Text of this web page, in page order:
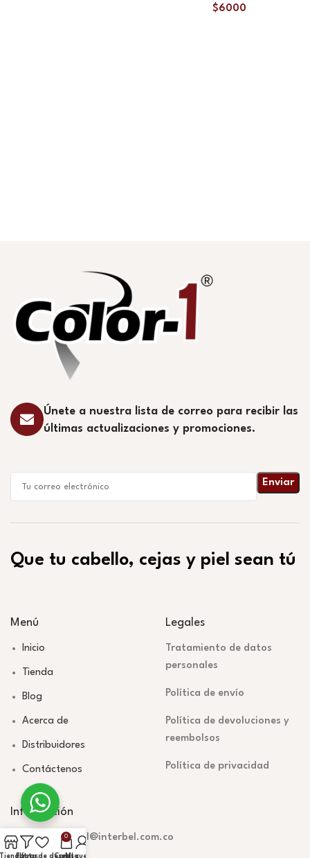
$6000
Únete a nuestra lista de correo para recibir las
últimas actualizaciones y promociones.
Que tu cabello, cejas y piel sean tú
Menú
Inicio
Tienda
Blog
Acerca de
Distribuidores
Contáctenos
Legales
Tratamiento de datos
personales
Política de envío
Política de devoluciones y
reembolsos
Política de privacidad
Información
mercadeodigital@interbel.com.co
Filtros
Lista de deseos
0
CarritoMi cuenta